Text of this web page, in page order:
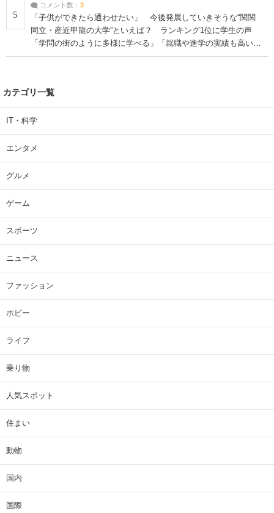
5
コメント数： 3
「子供ができたら通わせたい」 今後発展していきそうな“関関
同立・産近甲龍の大学”といえば？ ランキング1位に学生の声
「学問の街のように多様に学べる」「就職や進学の実績も高い」
| 大学 ねとらぼリサーチ
カテゴリ一覧
IT・科学
エンタメ
グルメ
ゲーム
スポーツ
ニュース
ファッション
ホビー
ライフ
乗り物
人気スポット
住まい
動物
国内
国際